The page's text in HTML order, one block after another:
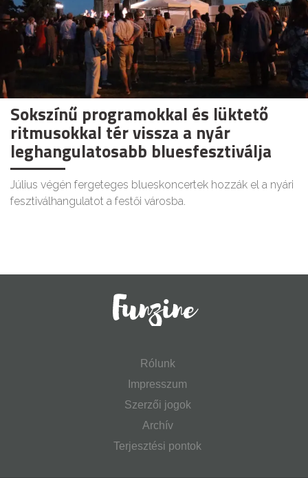
Sokszínű programokkal és lüktető
ritmusokkal tér vissza a nyár
leghangulatosabb bluesfesztiválja
Július végén fergeteges blueskoncertek hozzák el a nyári
fesztiválhangulatot a festői városba.
Rólunk
Impresszum
Szerzői jogok
Archív
Terjesztési pontok